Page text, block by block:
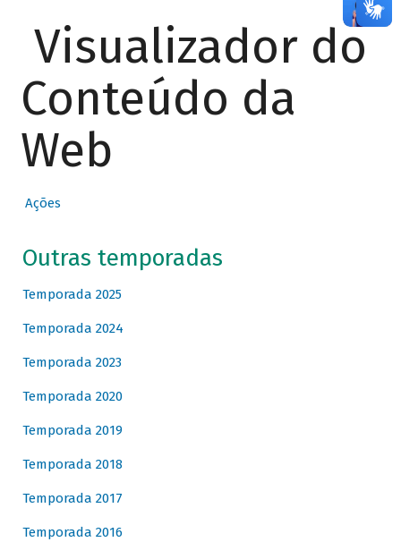
Visualizador do
Conteúdo da
Web
Ações
Outras temporadas
Temporada 2025
Temporada 2024
Temporada 2023
Temporada 2020
Temporada 2019
Temporada 2018
Temporada 2017
Temporada 2016